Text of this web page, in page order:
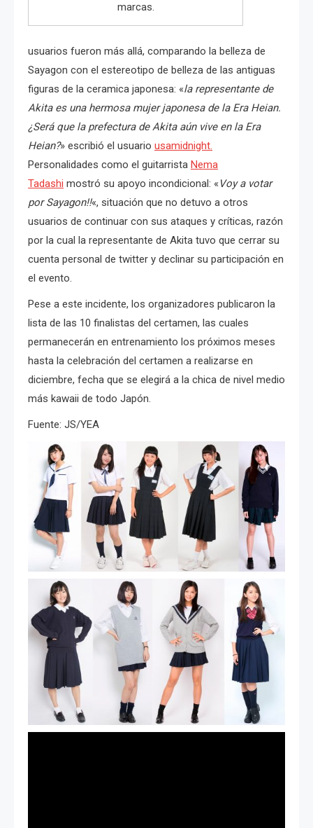
marcas.
usuarios fueron más allá, comparando la belleza de
Sayagon con el estereotipo de belleza de las antiguas
figuras de la ceramica japonesa: «la representante de
Akita es una hermosa mujer japonesa de la Era Heian.
¿Será que la prefectura de Akita aún vive en la Era
Heian?» escribió el usuario usamidnight.
Personalidades como el guitarrista Nema
Tadashi mostró su apoyo incondicional: « Voy a votar
por Sayagon!!«, situación que no detuvo a otros
usuarios de continuar con sus ataques y críticas, razón
por la cual la representante de Akita tuvo que cerrar su
cuenta personal de twitter y declinar su participación en
el evento.
Pese a este incidente, los organizadores publicaron la
lista de las 10 finalistas del certamen, las cuales
permanecerán en entrenamiento los próximos meses
hasta la celebración del certamen a realizarse en
diciembre, fecha que se elegirá a la chica de nivel medio
más kawaii de todo Japón.
Fuente: JS/YEA